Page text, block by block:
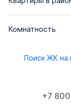
Комнатность
Поиск ЖК на
+7